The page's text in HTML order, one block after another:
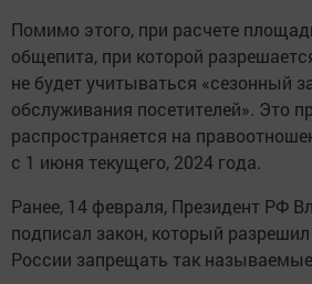
Помимо этого, при расчете
общепита, при которой
не будет учитываться «сезонный
обслуживания посетителей». Это
распространяется на
с 1 июня текущего, 2024 года.
Ранее, 14 февраля, Президент РФ
подписал закон, который
России запрещать так